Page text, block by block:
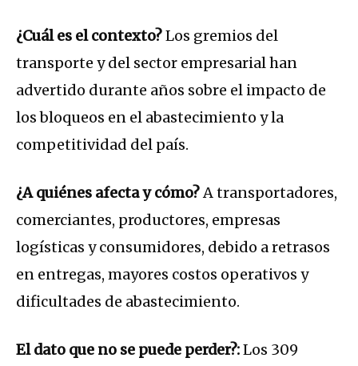
¿Cuál es el contexto?Los gremios del
transporte y del sector empresarial han
advertido durante años sobre el impacto de
los bloqueos en el abastecimiento y la
competitividad del país.
¿A quiénes afecta y cómo?A transportadores,
comerciantes, productores, empresas
logísticas y consumidores, debido a retrasos
en entregas, mayores costos operativos y
dificultades de abastecimiento.
El dato que no se puede perder?:Los 309